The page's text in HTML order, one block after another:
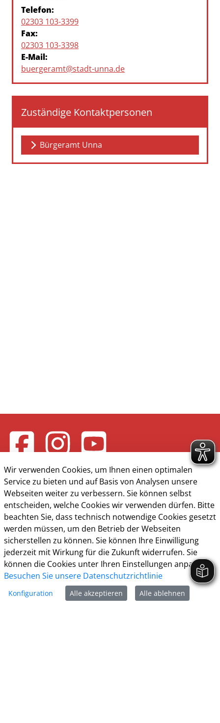
Telefon:
02303 103-3399
Fax:
02303 103-3398
E-Mail:
buergeramt@stadt-unna.de
Zuständige Kontaktpersonen
Bürgeramt Unna
Kontakt & Öffnungzeiten
Presse
Impressum
Datenschutz
Barrierefreiheit
Wir verwenden Cookies, um Ihnen einen optimalen
Service zu bieten und auf Basis von Analysen unsere
Webseiten weiter zu verbessern. Sie können selbst
entscheiden, welche Cookies wir verwenden dürfen. Bitte
beachten Sie, dass technisch notwendige Cookies gesetzt
werden müssen, um den Betrieb der Webseiten
sicherstellen zu können. Sie können Ihre Einwilligung
jederzeit mit Wirkung für die Zukunft widerrufen. Sie
können die Cookies unter Ihren Einstellungen anpassen
Besuchen Sie unsere Datenschutzrichtlinie
Konfiguration Alle akzeptieren Alle ablehnen